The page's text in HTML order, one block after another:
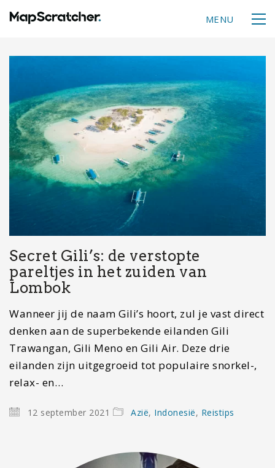
MENU
Secret Gili’s: de verstopte
pareltjes in het zuiden van
Lombok
Wanneer jij de naam Gili’s hoort, zul je vast direct
denken aan de superbekende eilanden Gili
Trawangan, Gili Meno en Gili Air. Deze drie
eilanden zijn uitgegroeid tot populaire snorkel-,
relax- en…
12 september 2021 Azië, Indonesië, Reistips